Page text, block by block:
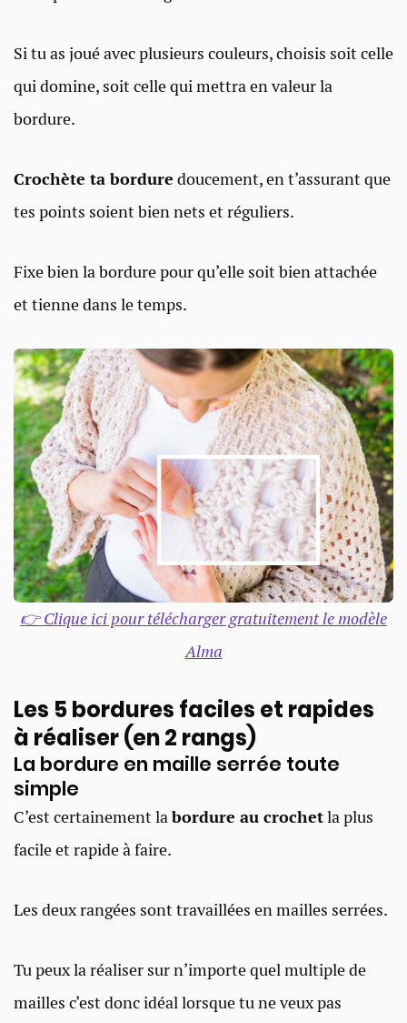
Si tu as joué avec plusieurs couleurs, choisis soit celle
qui domine, soit celle qui mettra en valeur la
bordure.
Crochète ta bordure doucement, en t’assurant que
tes points soient bien nets et réguliers.
Fixe bien la bordure pour qu’elle soit bien attachée
et tienne dans le temps.
👉 Clique ici pour télécharger gratuitement le modèle
Alma
Les 5 bordures faciles et rapides
à réaliser (en 2 rangs)
La bordure en maille serrée toute
simple
C’est certainement labordure au crochetla plus
facile et rapide à faire.
Les deux rangées sont travaillées en mailles serrées.
Tu peux la réaliser sur n’importe quel multiple de
mailles c’est donc idéal lorsque tu ne veux pas